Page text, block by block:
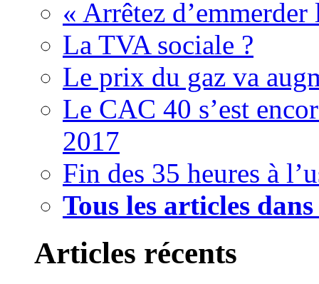
« Arrêtez d’emmerder
La TVA sociale ?
Le prix du gaz va
Le CAC 40 s’est
2017
Fin des 35 heures à
Tous les articles
Articles récents